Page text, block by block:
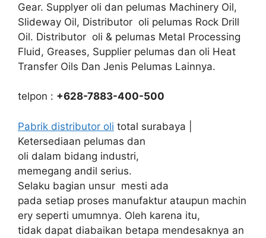
Gear. Supplyer oli dan pelumas Machinery Oil,
Slideway Oil, Distributor oli pelumas Rock Drill
Oil. Distributor oli & pelumas Metal Processing
Fluid, Greases, Supplier pelumas dan oli Heat
Transfer Oils Dan Jenis Pelumas Lainnya.
telpon : +628-7883-400-500
Pabrik distributor oli total surabaya |
Ketersediaan pelumas dan
oli dalam bidang industri,
memegang andil serius.
Selaku bagian unsur mesti ada
pada setiap proses manufaktur ataupun machin
ery seperti umumnya. Oleh karena itu,
tidak dapat diabaikan betapa mendesaknya an